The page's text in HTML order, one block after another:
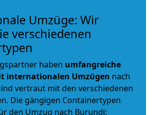
Umzüge: Wir
verschiedenen
haben umfangreiche
internationalen Umzügen nach
vertraut mit den verschiedenen
Die gängigen Containertypen
den Umzug nach Burundi: